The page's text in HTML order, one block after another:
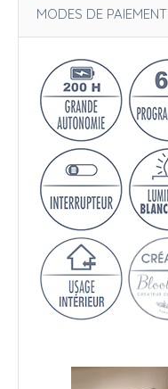
MODES DE PAIEMENT